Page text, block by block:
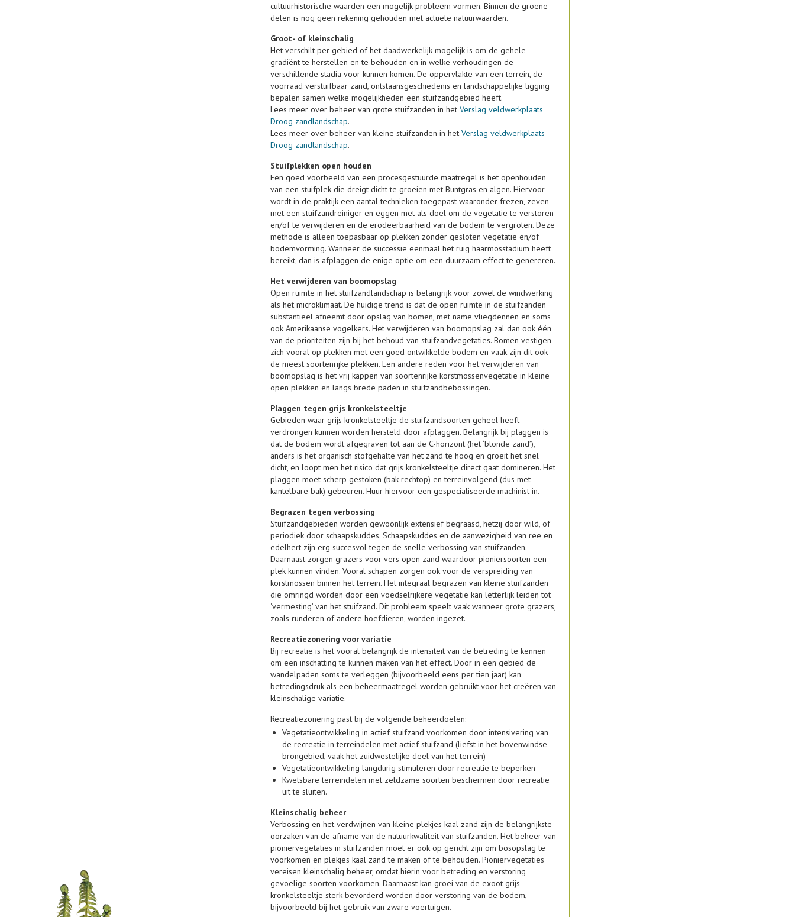
cultuurhistorische waarden een mogelijk probleem vormen. Binnen de groene
delen is nog geen rekening gehouden met actuele natuurwaarden.
Groot- of kleinschalig
Het verschilt per gebied of het daadwerkelijk mogelijk is om de gehele
gradiënt te herstellen en te behouden en in welke verhoudingen de
verschillende stadia voor kunnen komen. De oppervlakte van een terrein, de
voorraad verstuifbaar zand, ontstaansgeschiedenis en landschappelijke ligging
bepalen samen welke mogelijkheden een stuifzandgebied heeft.
Lees meer over beheer van grote stuifzanden in het Verslag veldwerkplaats
Droog zandlandschap.
Lees meer over beheer van kleine stuifzanden in het Verslag veldwerkplaats
Droog zandlandschap.
Stuifplekken open houden
Een goed voorbeeld van een procesgestuurde maatregel is het openhouden
van een stuifplek die dreigt dicht te groeien met Buntgras en algen. Hiervoor
wordt in de praktijk een aantal technieken toegepast waaronder frezen, zeven
met een stuifzandreiniger en eggen met als doel om de vegetatie te verstoren
en/of te verwijderen en de erodeerbaarheid van de bodem te vergroten. Deze
methode is alleen toepasbaar op plekken zonder gesloten vegetatie en/of
bodemvorming. Wanneer de successie eenmaal het ruig haarmosstadium heeft
bereikt, dan is afplaggen de enige optie om een duurzaam effect te genereren.
Het verwijderen van boomopslag
Open ruimte in het stuifzandlandschap is belangrijk voor zowel de windwerking
als het microklimaat. De huidige trend is dat de open ruimte in de stuifzanden
substantieel afneemt door opslag van bomen, met name vliegdennen en soms
ook Amerikaanse vogelkers. Het verwijderen van boomopslag zal dan ook één
van de prioriteiten zijn bij het behoud van stuifzandvegetaties. Bomen vestigen
zich vooral op plekken met een goed ontwikkelde bodem en vaak zijn dit ook
de meest soortenrijke plekken. Een andere reden voor het verwijderen van
boomopslag is het vrij kappen van soortenrijke korstmossenvegetatie in kleine
open plekken en langs brede paden in stuifzandbebossingen.
Plaggen tegen grijs kronkelsteeltje
Gebieden waar grijs kronkelsteeltje de stuifzandsoorten geheel heeft
verdrongen kunnen worden hersteld door afplaggen. Belangrijk bij plaggen is
dat de bodem wordt afgegraven tot aan de C-horizont (het ‘blonde zand’),
anders is het organisch stofgehalte van het zand te hoog en groeit het snel
dicht, en loopt men het risico dat grijs kronkelsteeltje direct gaat domineren. Het
plaggen moet scherp gestoken (bak rechtop) en terreinvolgend (dus met
kantelbare bak) gebeuren. Huur hiervoor een gespecialiseerde machinist in.
Begrazen tegen verbossing
Stuifzandgebieden worden gewoonlijk extensief begraasd, hetzij door wild, of
periodiek door schaapskuddes. Schaapskuddes en de aanwezigheid van ree en
edelhert zijn erg succesvol tegen de snelle verbossing van stuifzanden.
Daarnaast zorgen grazers voor vers open zand waardoor pioniersoorten een
plek kunnen vinden. Vooral schapen zorgen ook voor de verspreiding van
korstmossen binnen het terrein. Het integraal begrazen van kleine stuifzanden
die omringd worden door een voedselrijkere vegetatie kan letterlijk leiden tot
‘vermesting’ van het stuifzand. Dit probleem speelt vaak wanneer grote grazers,
zoals runderen of andere hoefdieren, worden ingezet.
Recreatiezonering voor variatie
Bij recreatie is het vooral belangrijk de intensiteit van de betreding te kennen
om een inschatting te kunnen maken van het effect. Door in een gebied de
wandelpaden soms te verleggen (bijvoorbeeld eens per tien jaar) kan
betredingsdruk als een beheermaatregel worden gebruikt voor het creëren van
kleinschalige variatie.
Recreatiezonering past bij de volgende beheerdoelen:
Vegetatieontwikkeling in actief stuifzand voorkomen door intensivering van
de recreatie in terreindelen met actief stuifzand (liefst in het bovenwindse
brongebied, vaak het zuidwestelijke deel van het terrein)
Vegetatieontwikkeling langdurig stimuleren door recreatie te beperken
Kwetsbare terreindelen met zeldzame soorten beschermen door recreatie
uit te sluiten.
Kleinschalig beheer
Verbossing en het verdwijnen van kleine plekjes kaal zand zijn de belangrijkste
oorzaken van de afname van de natuurkwaliteit van stuifzanden. Het beheer van
pioniervegetaties in stuifzanden moet er ook op gericht zijn om bosopslag te
voorkomen en plekjes kaal zand te maken of te behouden. Pioniervegetaties
vereisen kleinschalig beheer, omdat hierin voor betreding en verstoring
gevoelige soorten voorkomen. Daarnaast kan groei van de exoot grijs
kronkelsteeltje sterk bevorderd worden door verstoring van de bodem,
bijvoorbeeld bij het gebruik van zware voertuigen.